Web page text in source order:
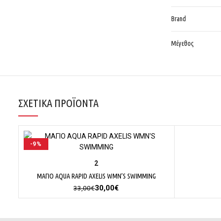
Brand
Μέγεθος
ΣΧΕΤΙΚΆ ΠΡΟΪΌΝΤΑ
-9%
ΕΠΙΛΟΓΉ
2
ΜΑΓΙΟ AQUA RAPID AXELIS WMN’S SWIMMING
33,00€Original
price
30,00€
τρέχουσα